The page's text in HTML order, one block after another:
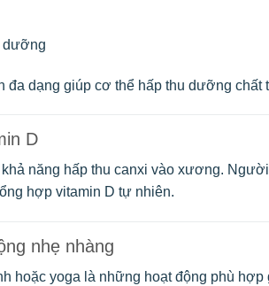
dưỡng
đa dạng giúp cơ thể hấp thu dưỡng chất
D
năng hấp thu canxi vào xương.
hợp vitamin D tự nhiên.
nhẹ nhàng
hoặc yoga là những hoạt động phù